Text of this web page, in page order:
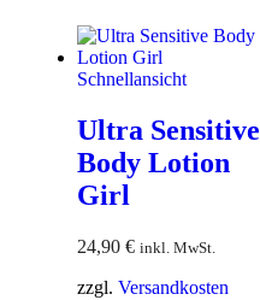
Schnellansicht
Ultra Sensitive
Body Lotion
Girl
24,90 € inkl. MwSt.
zzgl. Versandkosten